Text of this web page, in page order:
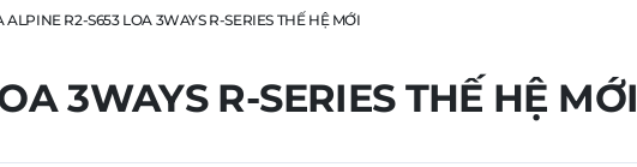
ALPINE R2-S653 LOA 3WAYS R-SERIES THẾ HỆ MỚI
3WAYS R-SERIES THẾ HỆ MỚI